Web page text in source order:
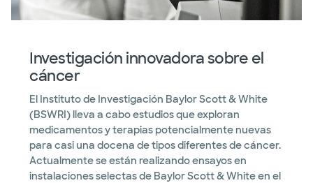
Investigación innovadora sobre el
cáncer
El Instituto de Investigación Baylor Scott & White
(BSWRI) lleva a cabo estudios que exploran
medicamentos y terapias potencialmente nuevas
para casi una docena de tipos diferentes de cáncer.
Actualmente se están realizando ensayos en
instalaciones selectas de Baylor Scott & White en el